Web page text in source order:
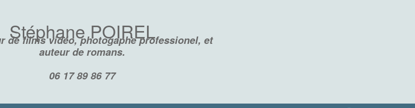
Stéphane POIREL
de films vidéo, photogaphe professionel, et
auteur de romans.
06 17 89 86 77